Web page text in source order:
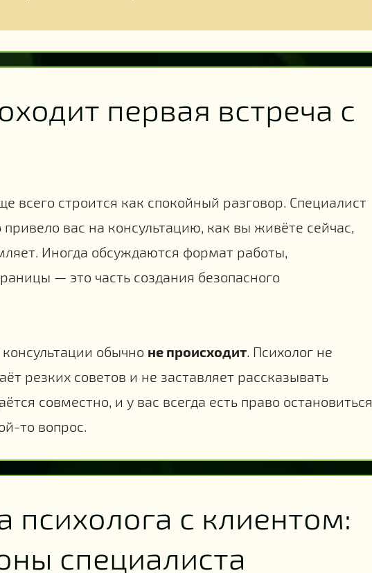
первая встреча с
всего строится как спокойный разговор. Специалист
вас на консультацию, как вы живёте сейчас,
Иногда обсуждаются формат работы,
— это часть создания безопасного
обычно не происходит . Психолог не
резких советов и не заставляет рассказывать
совместно, и у вас всегда есть право остановиться,
то вопрос.
психолога с клиентом:
специалиста